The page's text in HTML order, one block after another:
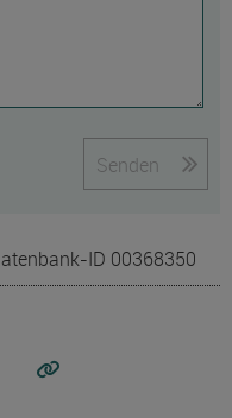
Senden
ID 00368350